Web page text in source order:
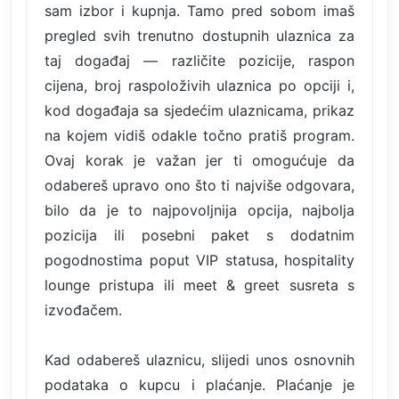
sam izbor i kupnja. Tamo pred sobom imaš
pregled svih trenutno dostupnih ulaznica za
taj događaj — različite pozicije, raspon
cijena, broj raspoloživih ulaznica po opciji i,
kod događaja sa sjedećim ulaznicama, prikaz
na kojem vidiš odakle točno pratiš program.
Ovaj korak je važan jer ti omogućuje da
odabereš upravo ono što ti najviše odgovara,
bilo da je to najpovoljnija opcija, najbolja
pozicija ili posebni paket s dodatnim
pogodnostima poput VIP statusa, hospitality
lounge pristupa ili meet & greet susreta s
izvođačem.
Kad odabereš ulaznicu, slijedi unos osnovnih
podataka o kupcu i plaćanje. Plaćanje je